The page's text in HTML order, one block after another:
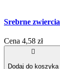
Srebrne
Cena 4,58 zł

Dodaj do koszyka